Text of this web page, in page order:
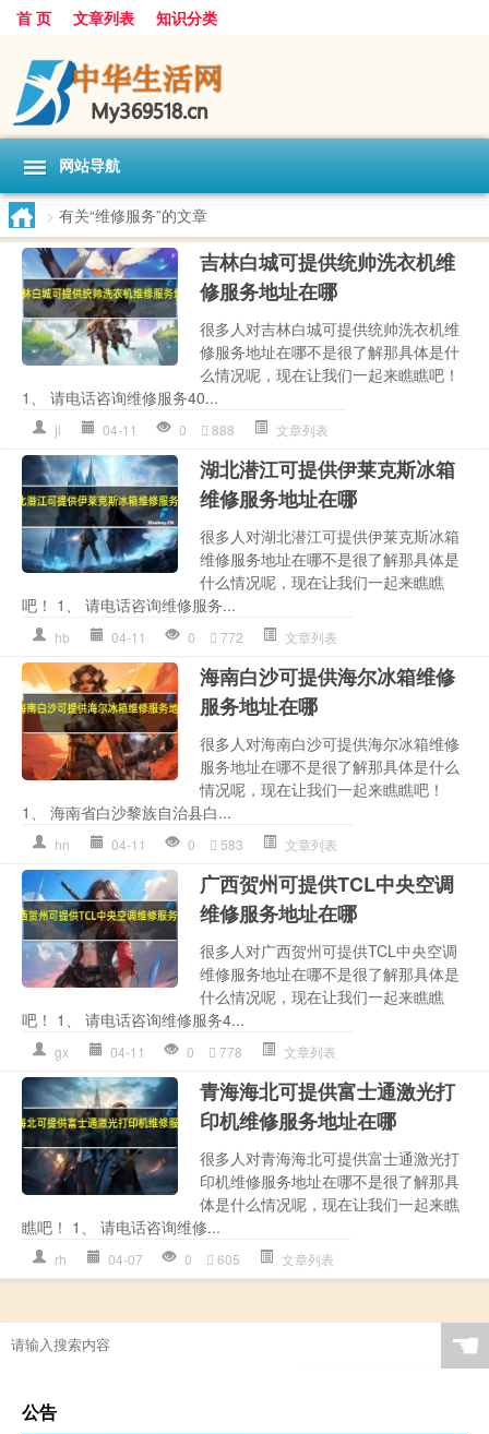
首 页 文章列表 知识分类
网站导航
> 有关“维修服务”的文章
吉林白城可提供统帅洗衣机维
修服务地址在哪
很多人对吉林白城可提供统帅洗衣机维
修服务地址在哪不是很了解那具体是什
么情况呢，现在让我们一起来瞧瞧吧！
1、 请电话咨询维修服务40...
jl 04-11 0 888 文章列表
湖北潜江可提供伊莱克斯冰箱
维修服务地址在哪
很多人对湖北潜江可提供伊莱克斯冰箱
维修服务地址在哪不是很了解那具体是
什么情况呢，现在让我们一起来瞧瞧
吧！ 1、 请电话咨询维修服务...
hb 04-11 0 772 文章列表
海南白沙可提供海尔冰箱维修
服务地址在哪
很多人对海南白沙可提供海尔冰箱维修
服务地址在哪不是很了解那具体是什么
情况呢，现在让我们一起来瞧瞧吧！
1、 海南省白沙黎族自治县白...
hn 04-11 0 583 文章列表
广西贺州可提供TCL中央空调
维修服务地址在哪
很多人对广西贺州可提供TCL中央空调
维修服务地址在哪不是很了解那具体是
什么情况呢，现在让我们一起来瞧瞧
吧！ 1、 请电话咨询维修服务4...
gx 04-11 0 778 文章列表
青海海北可提供富士通激光打
印机维修服务地址在哪
很多人对青海海北可提供富士通激光打
印机维修服务地址在哪不是很了解那具
体是什么情况呢，现在让我们一起来瞧
瞧吧！ 1、 请电话咨询维修...
rh 04-07 0 605 文章列表
☚
公告